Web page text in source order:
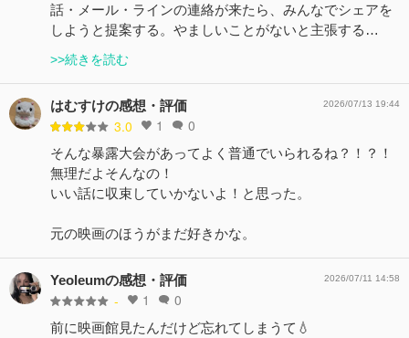
話・メール・ラインの連絡が来たら、みんなでシェアを
しようと提案する。やましいことがないと主張する…
>>続きを読む
はむすけの感想・評価
3.0 1 0
2026/07/13 19:44
そんな暴露大会があってよく普通でいられるね？！？！
無理だよそんなの！
いい話に収束していかないよ！と思った。
元の映画のほうがまだ好きかな。
Yeoleumの感想・評価
- 1 0
2026/07/11 14:58
前に映画館見たんだけど忘れてしまうて💧